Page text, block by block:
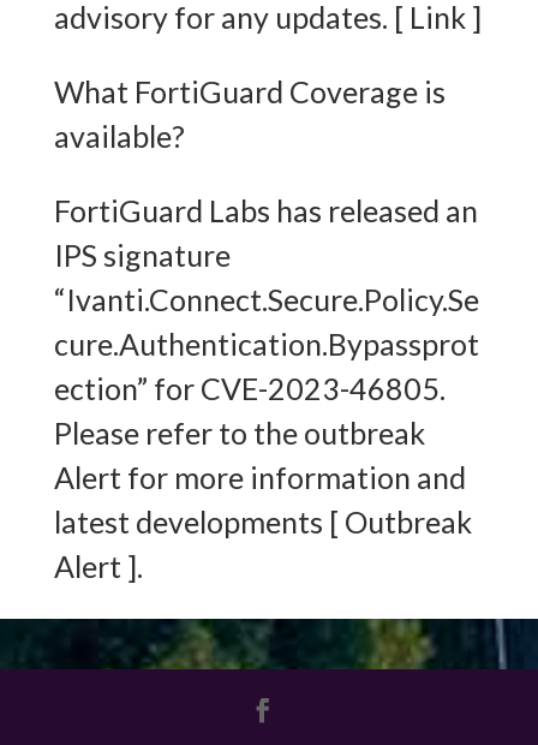
advisory for any updates. [ Link ]
What FortiGuard Coverage is
available?
FortiGuard Labs has released an
IPS signature
“Ivanti.Connect.Secure.Policy.Se
cure.Authentication.Bypassprot
ection” for CVE-2023-46805.
Please refer to the outbreak
Alert for more information and
latest developments [ Outbreak
Alert ].